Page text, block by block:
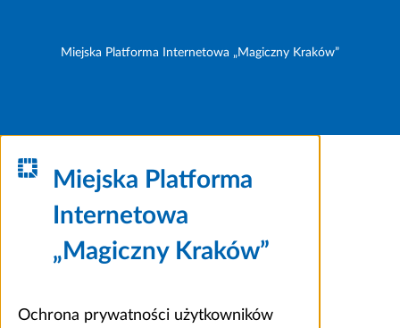
Miejska Platforma Internetowa „Magiczny Kraków”
Miejska Platforma
Internetowa
„Magiczny Kraków”
Ochrona prywatności użytkowników